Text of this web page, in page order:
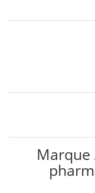
Marque